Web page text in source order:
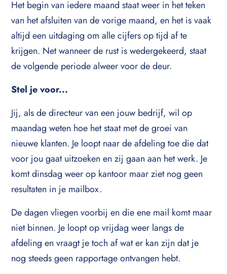
Het begin van iedere maand staat weer in het teken
van het afsluiten van de vorige maand, en het is vaak
altijd een uitdaging om alle cijfers op tijd af te
krijgen. Net wanneer de rust is wedergekeerd, staat
de volgende periode alweer voor de deur.
Stel je voor...
Jij, als de directeur van een jouw bedrijf, wil op
maandag weten hoe het staat met de groei van
nieuwe klanten. Je loopt naar de afdeling toe die dat
voor jou gaat uitzoeken en zij gaan aan het werk. Je
komt dinsdag weer op kantoor maar ziet nog geen
resultaten in je mailbox.
De dagen vliegen voorbij en die ene mail komt maar
niet binnen. Je loopt op vrijdag weer langs de
afdeling en vraagt je toch af wat er kan zijn dat je
nog steeds geen rapportage ontvangen hebt.